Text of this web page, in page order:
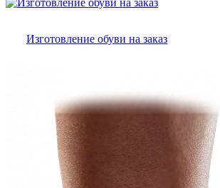
Изготовление обуви на заказ